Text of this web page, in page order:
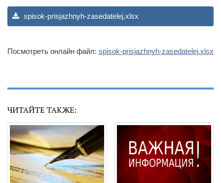
spisok-prisjazhnyh-zasedatelej.xlsx
Посмотреть онлайн файл: spisok-prisjazhnyh-zasedatelej.xlsx
ЧИТАЙТЕ ТАКЖЕ: